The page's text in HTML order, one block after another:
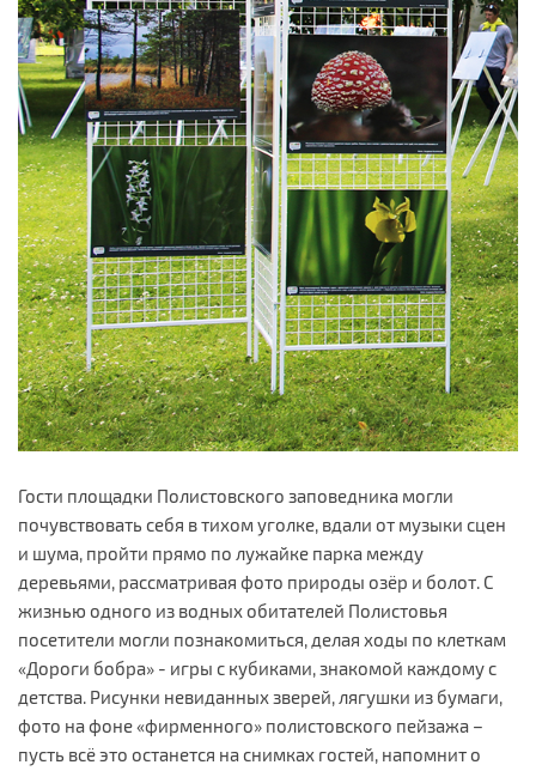
Гости площадки Полистовского заповедника могли
почувствовать себя в тихом уголке, вдали от музыки сцен
и шума, пройти прямо по лужайке парка между
деревьями, рассматривая фото природы озёр и болот. С
жизнью одного из водных обитателей Полистовья
посетители могли познакомиться, делая ходы по клеткам
«Дороги бобра» - игры с кубиками, знакомой каждому с
детства. Рисунки невиданных зверей, лягушки из бумаги,
фото на фоне «фирменного» полистовского пейзажа –
пусть всё это останется на снимках гостей, напомнит о